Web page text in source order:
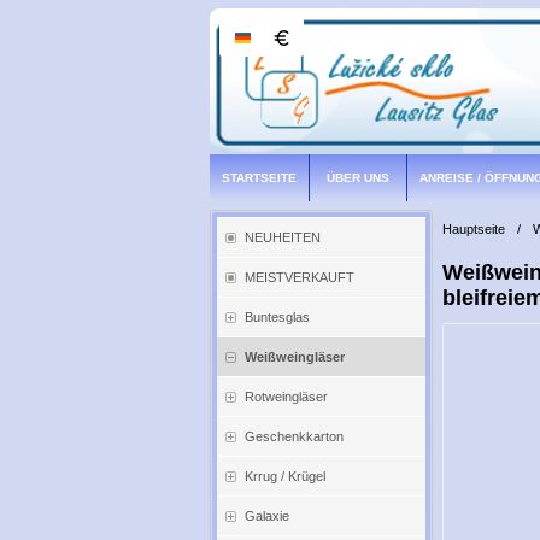
STARTSEITE ÜBER UNS ANREISE /
NEUHEITEN
MEISTVERKAUFT
Buntesglas
Weißweingläser
Rotweingläser
Geschenkkarton
Krrug / Krügel
Galaxie
Hauptseite /